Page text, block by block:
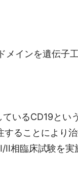
メインを遺伝子
いるCD19とい
ることにより
相臨床試験を実